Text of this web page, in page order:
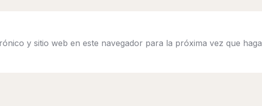
y sitio web en este navegador para la próxima vez que haga